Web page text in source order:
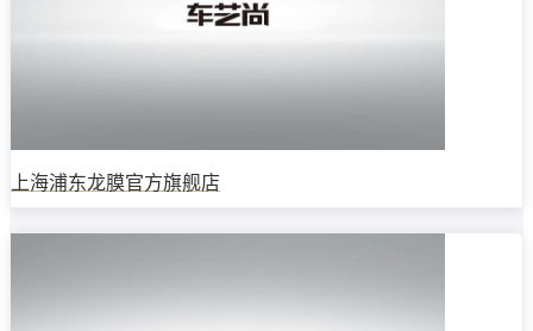
上海浦东龙膜官方旗舰店